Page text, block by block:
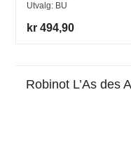
Utvalg: BU
kr 494,90
Robinot L’As des